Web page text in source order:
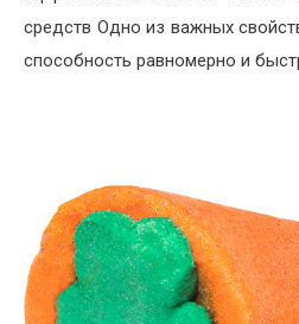
средств Одно из важных
способность равномерно и